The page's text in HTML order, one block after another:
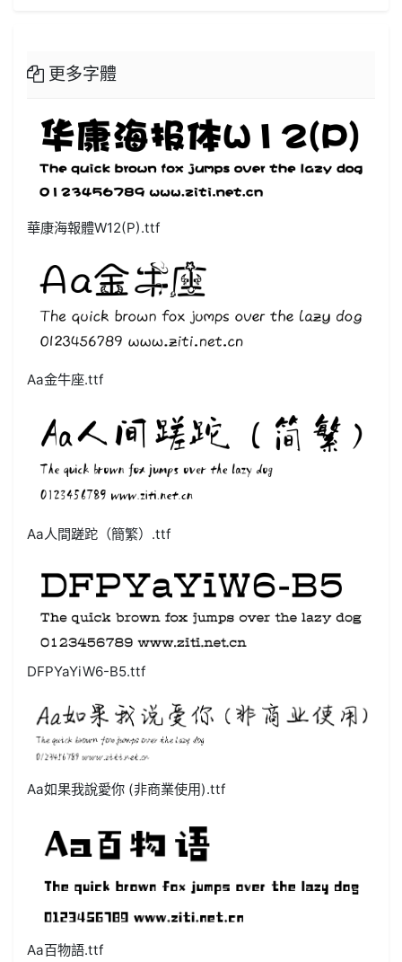
更多字體
華康海報體W12(P).ttf
Aa金牛座.ttf
Aa人間蹉跎（簡繁）.ttf
DFPYaYiW6-B5.ttf
Aa如果我說愛你 (非商業使用).ttf
Aa百物語.ttf